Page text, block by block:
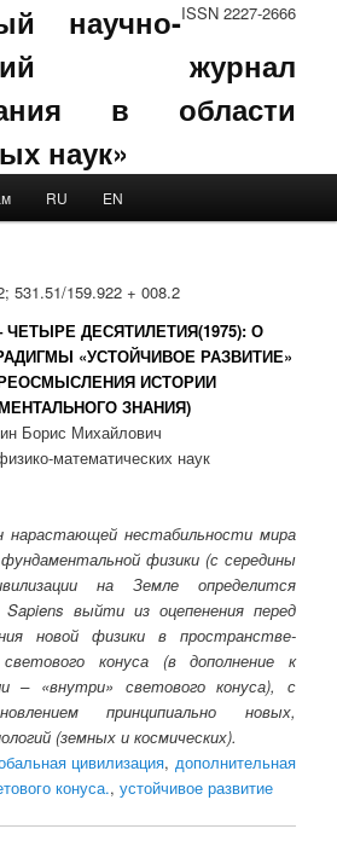
ISSN 2227-2666
научно-
журнал
в области
наук»
RU EN
531.51/159.922 + 008.2
ЧЕТЫРЕ ДЕСЯТИЛЕТИЯ(1975): О
«УСТОЙЧИВОЕ РАЗВИТИЕ»
ИСТОРИИ
ЗНАНИЯ)
Борис Михайлович
математических наук
нарастающей нестабильности мира
физики (с середины
на Земле определится
выйти из оцепенения перед
новой физики в пространстве-
конуса (в дополнение к
– «внутри» светового конуса), с
принципиально новых,
(земных и космических).
цивилизация, дополнительная
конуса.,устойчивое развитие